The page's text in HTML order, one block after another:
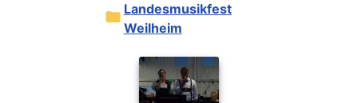
Landesmusikfest
Weilheim